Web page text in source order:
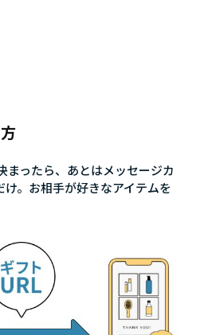
まったら、あとはメッセージカ
け。お相手が好きなアイテムを